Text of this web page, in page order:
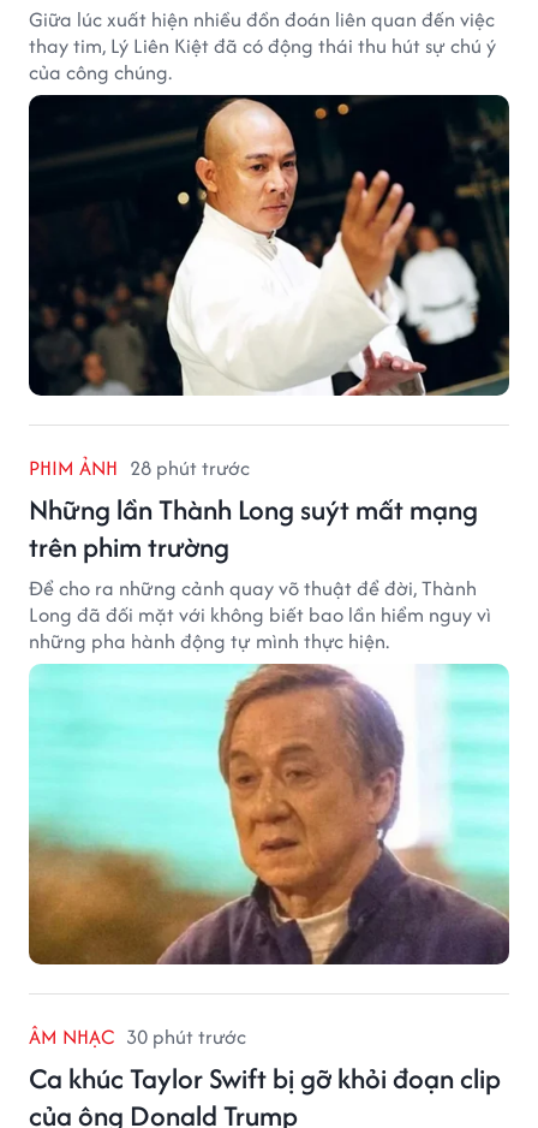
Giữa lúc xuất hiện nhiều đồn đoán liên quan đến việc
thay tim, Lý Liên Kiệt đã có động thái thu hút sự chú ý
của công chúng.
PHIM ẢNH 28 phút trước
Những lần Thành Long suýt mất mạng
trên phim trường
Để cho ra những cảnh quay võ thuật để đời, Thành
Long đã đối mặt với không biết bao lần hiểm nguy vì
những pha hành động tự mình thực hiện.
ÂM NHẠC 30 phút trước
Ca khúc Taylor Swift bị gỡ khỏi đoạn clip
của ông Donald Trump